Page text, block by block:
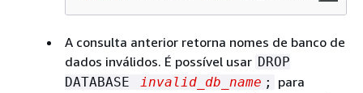
A consulta anterior retorna nomes de banco de
dados inválidos. É possível usar DROP
DATABASE
invalid_db_name ;
para